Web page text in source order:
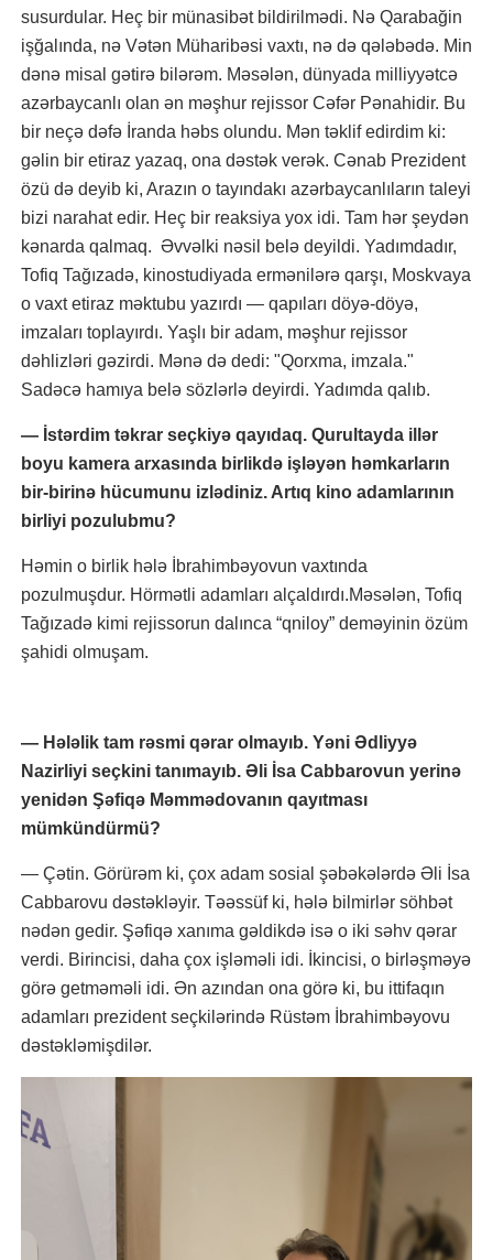
susurdular. Heç bir münasibət bildirilmədi. Nə Qarabağin
işğalında, nə Vətən Müharibəsi vaxtı, nə də qələbədə. Min
dənə misal gətirə bilərəm. Məsələn, dünyada milliyyətcə
azərbaycanlı olan ən məşhur rejissor Cəfər Pənahidir. Bu
bir neçə dəfə İranda həbs olundu. Mən təklif edirdim ki:
gəlin bir etiraz yazaq, ona dəstək verək. Cənab Prezident
özü də deyib ki, Arazın o tayındakı azərbaycanlıların taleyi
bizi narahat edir. Heç bir reaksiya yox idi. Tam hər şeydən
kənarda qalmaq. Əvvəlki nəsil belə deyildi. Yadımdadır,
Tofiq Tağızadə, kinostudiyada ermənilərə qarşı, Moskvaya
o vaxt etiraz məktubu yazırdı — qapıları döyə-döyə,
imzaları toplayırdı. Yaşlı bir adam, məşhur rejissor
dəhlizləri gəzirdi. Mənə də dedi: "Qorxma, imzala."
Sadəcə hamıya belə sözlərlə deyirdi. Yadımda qalıb.
— İstərdim təkrar seçkiyə qayıdaq. Qurultayda illər
boyu kamera arxasında birlikdə işləyən həmkarların
bir-birinə hücumunu izlədiniz. Artıq kino adamlarının
birliyi pozulubmu?
Həmin o birlik hələ İbrahimbəyovun vaxtında
pozulmuşdur. Hörmətli adamları alçaldırdı.Məsələn, Tofiq
Tağızadə kimi rejissorun dalınca “qniloy” deməyinin özüm
şahidi olmuşam.
— Hələlik tam rəsmi qərar olmayıb. Yəni Ədliyyə
Nazirliyi seçkini tanımayıb. Əli İsa Cabbarovun yerinə
yenidən Şəfiqə Məmmədovanın qayıtması
mümkündürmü?
— Çətin. Görürəm ki, çox adam sosial şəbəkələrdə Əli İsa
Cabbarovu dəstəkləyir. Təəssüf ki, hələ bilmirlər söhbət
nədən gedir. Şəfiqə xanıma gəldikdə isə o iki səhv qərar
verdi. Birincisi, daha çox işləməli idi. İkincisi, o birləşməyə
görə getməməli idi. Ən azından ona görə ki, bu ittifaqın
adamları prezident seçkilərində Rüstəm İbrahimbəyovu
dəstəkləmişdilər.